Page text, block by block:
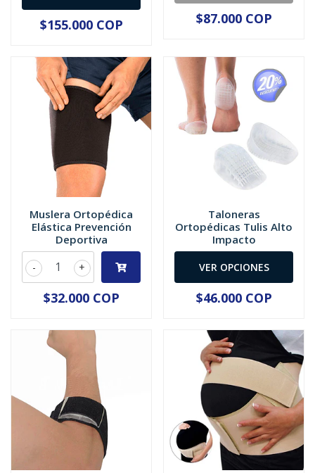
$155.000 COP $87.000 COP
Muslera Ortopédica
Elástica Prevención
Deportiva
+
-
$32.000 COP
Taloneras
Ortopédicas Tulis Alto
Impacto
VER OPCIONES
$46.000 COP